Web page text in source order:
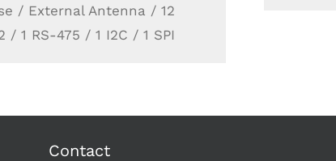
/ External Antenna / 12
/ 1 RS-475 / 1 I2C / 1 SPI
Contact